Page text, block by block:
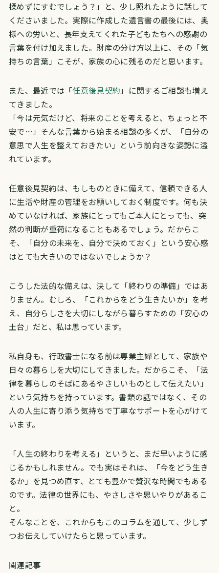
揉めずにすむでしょう？」と、少し照れたように話して
くださいました。 実際に作成した遺言書の最後には、奥
様への労いと、長年支えてくれた子どもたちへの感謝の
言葉を付け加えました。財産の分け方以上に、その「気
持ちの言葉」こそが、家族の心に残るのだと思います。
また、最近では「任意後見契約」に関するご相談も増え
てきました。
「今は元気だけど、将来のことを考えると、ちょっと不
安で…」 そんな言葉から始まる相談の多くが、「自分の
意思で人生を整えておきたい」という前向きな姿勢に溢
れています。
任意後見契約は、もしものときに備えて、信頼できる人
に生活や財産の管理をお願いしておく制度です。 何も決
めていなければ、家族にとってもご本人にとっても、突
然の判断が重荷になることもあるでしょう。 だからこ
そ、「自分の未来を、自分で決めておく」という安心感
はとても大きいのではないでしょうか？
こうした法的な備えは、決して「終わりの準備」ではあ
りません。 むしろ、「これからをどう生きたいか」を考
え、自分らしさを大切にしながら暮らすための「安心の
土台」だと、私は思っています。
私自身も、行政書士になる前は専業主婦として、家族や
日々の暮らしを大切にしてきました。 だからこそ、「法
律を暮らしのそばにあるやさしいものとして伝えたい」
という気持ちを持っています。書類の話ではなく、その
人の人生に寄り添う気持ちで丁寧なサポートを心がけて
います。
「人生の終わりを考える」というと、まだ早いように感
じるかもしれません。 でも実はそれは、「今をどう生き
るか」を見つめ直す、とても豊かで贅沢な時間でもある
のです。法律の世界にも、やさしさや思いやりがあるこ
と。
そんなことを、これからもこのコラムを通して、少しず
つお伝えしていけたらと思っています。
関連記事